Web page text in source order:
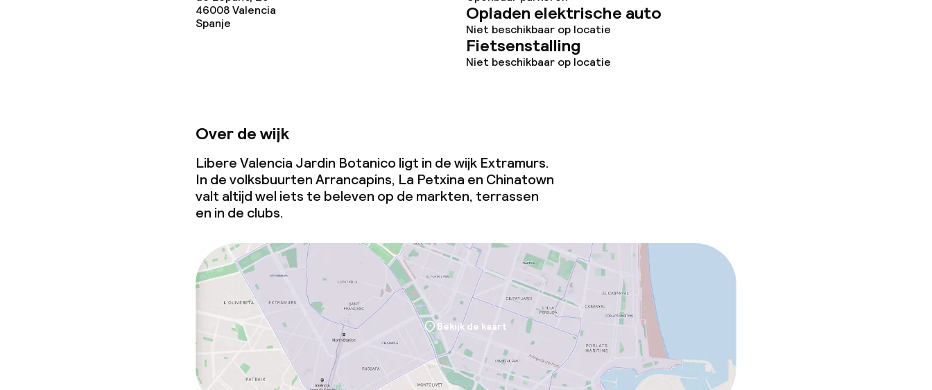
46008Valencia
Spanje
Opladen elektrische auto
Niet beschikbaar op locatie
Fietsenstalling
Niet beschikbaar op locatie
Over de wijk
Libere Valencia Jardin Botanico ligt in de wijk Extramurs.
In de volksbuurten Arrancapins, La Petxina en Chinatown
valt altijd wel iets te beleven op de markten, terrassen
en in de clubs.
Bekijk de kaart